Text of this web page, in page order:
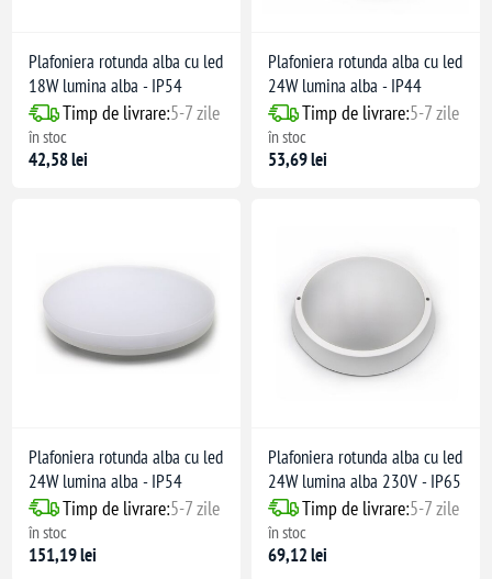
Plafoniera rotunda alba cu led
18W lumina alba - IP54
Timp de livrare:5-7 zile
în stoc
42,58 lei
Plafoniera rotunda alba cu led
24W lumina alba - IP44
Timp de livrare:5-7 zile
în stoc
53,69 lei
Plafoniera rotunda alba cu led
24W lumina alba - IP54
Timp de livrare:5-7 zile
în stoc
151,19 lei
Plafoniera rotunda alba cu led
24W lumina alba 230V - IP65
Timp de livrare:5-7 zile
în stoc
69,12 lei